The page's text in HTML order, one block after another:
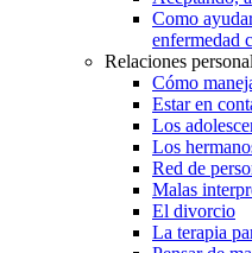
Como
enfermedad
Relaciones
Cómo
Estar en
Los
Los
Red de
Malas
El divorcio
La terapia